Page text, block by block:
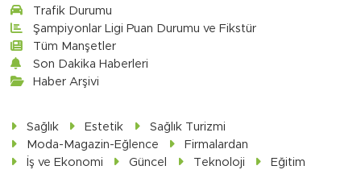
Trafik Durumu
Şampiyonlar Ligi Puan Durumu ve Fikstür
Tüm Manşetler
Son Dakika Haberleri
Haber Arşivi
Sağlık Estetik
Sağlık Turizmi
Moda-Magazin-Eğlence
Firmalardan
İş ve Ekonomi
Güncel Teknoloji
Eğitim